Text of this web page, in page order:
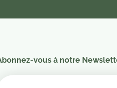
vous à notre